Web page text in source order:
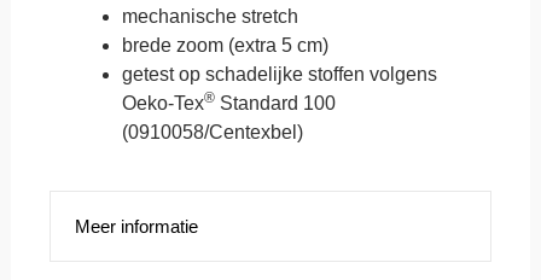
mechanische stretch
brede zoom (extra 5 cm)
getest op schadelijke stoffen volgens
Oeko-Tex®Standard 100
(0910058/Centexbel)
Meer informatie